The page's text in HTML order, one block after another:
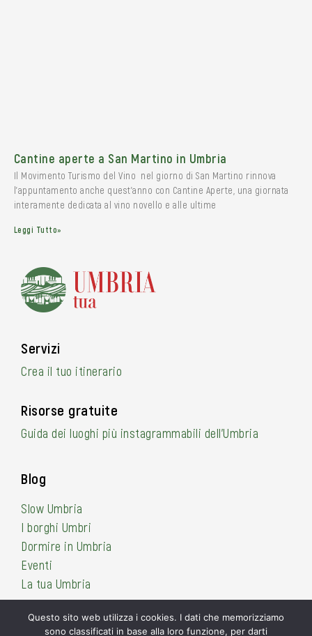
Cantine aperte a San Martino in Umbria
Il Movimento Turismo del Vino nel giorno di San Martino rinnova
l’appuntamento anche quest’anno con Cantine Aperte, una giornata
interamente dedicata al vino novello e alle ultime
Leggi Tutto»
Servizi
Crea il tuo itinerario
Risorse gratuite
Guida dei luoghi più instagrammabili dell’Umbria
Blog
Slow Umbria
I borghi Umbri
Dormire in Umbria
Eventi
La tua Umbria
Questo sito web utilizza i cookies. I dati che memorizziamo
sono classificati in base alla loro funzione, per darti